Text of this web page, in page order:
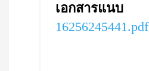
เอกสารแนบ
16256245441.pdf